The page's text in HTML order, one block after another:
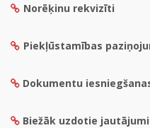
Norēķinu rekvizīti
Piekļūstamības
Dokumentu
Biežāk uzdotie jautājumi